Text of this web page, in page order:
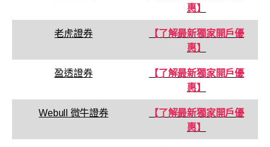
惠】
老虎證券
【了解最新獨家開戶優
惠】
盈透證券
【了解最新獨家開戶優
惠】
Webull 微牛證券
【了解最新獨家開戶優
惠】